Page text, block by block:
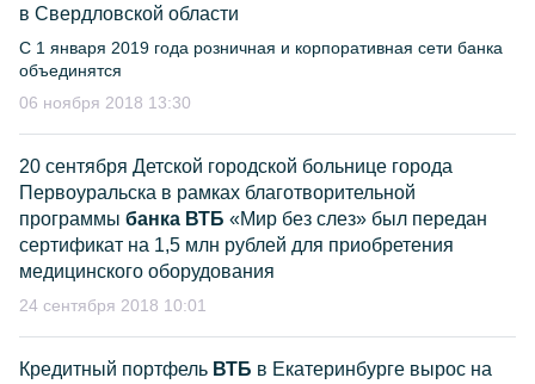
в Свердловской области
С 1 января 2019 года розничная и корпоративная сети банка
объединятся
06 ноября 2018 13:30
20 сентября Детской городской больнице города
Первоуральска в рамках благотворительной
программы банка ВТБ «Мир без слез» был передан
сертификат на 1,5 млн рублей для приобретения
медицинского оборудования
24 сентября 2018 10:01
Кредитный портфель ВТБ в Екатеринбурге вырос на